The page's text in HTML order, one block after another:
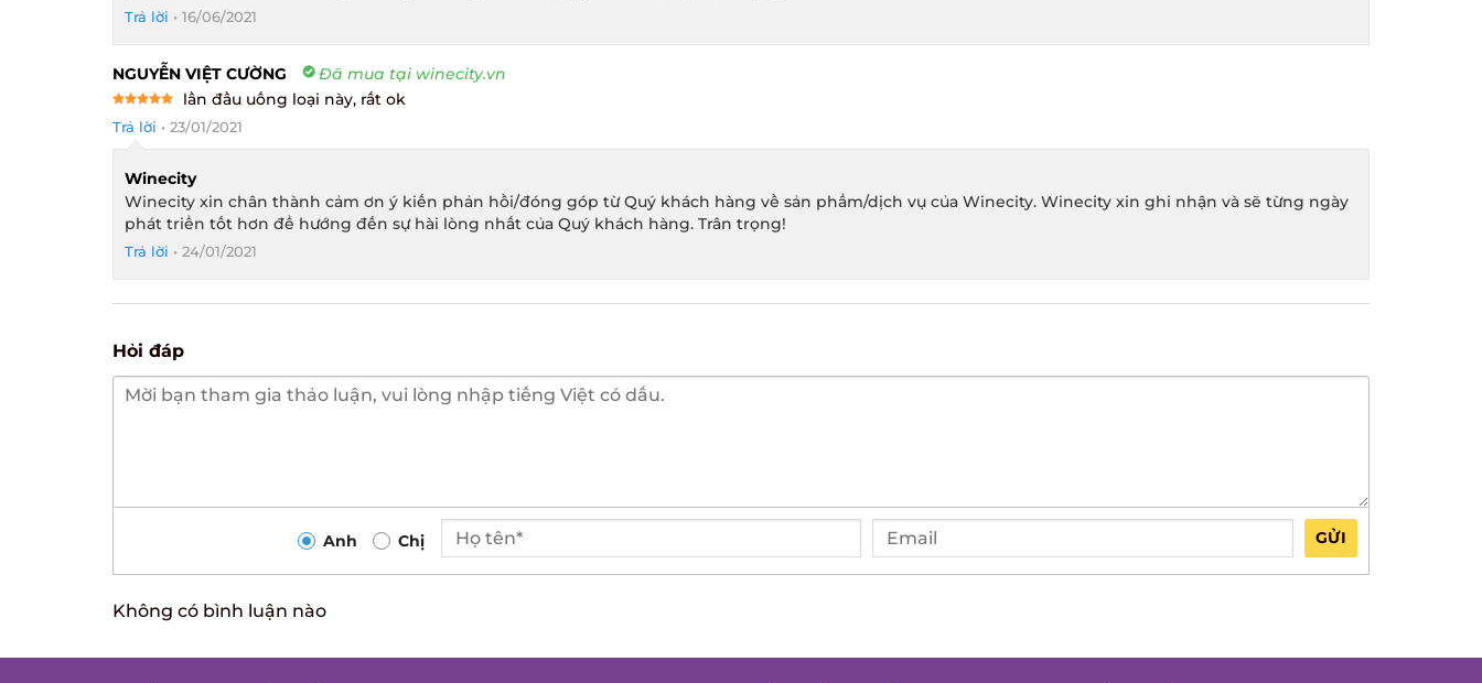
Trả lời • 16/06/2021
NGUYỄN VIỆT CƯỜNG Đã mua tại winecity.vn
out of 5
lần đầu uống loại này, rất ok
Trả lời • 23/01/2021
Winecity
Winecity xin chân thành cảm ơn ý kiến phản hồi/đóng góp từ Quý khách hàng về sản phẩm/dịch vụ của Winecity. Winecity xin ghi nhận và sẽ từng ngày
phát triển tốt hơn để hướng đến sự hài lòng nhất của Quý khách hàng. Trân trọng!
Trả lời • 24/01/2021
Hỏi đáp
Anh Chị GỬI
Không có bình luận nào